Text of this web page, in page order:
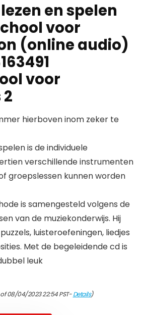
en spelen
voor
(online audio)
voor
hierboven inom zeker te
is de individuele
verschillende instrumenten
groepslessen kunnen worden
is samengesteld volgens de
van de muziekonderwijs. Hij
luisteroefeningen, liedjes
Met de begeleidende cd is
leuk
08/04/2023 22:54 PST-Details)